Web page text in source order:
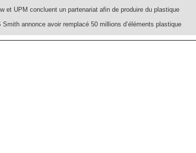
et UPM concluent un partenariat afin de produire du plastique
Smith annonce avoir remplacé 50 millions d’éléments plastique